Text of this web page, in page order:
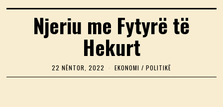
Njeriu me Fytyrë të
Hekurt
22 NËNTOR, 2022
2
EKONOMI / POLITIKË